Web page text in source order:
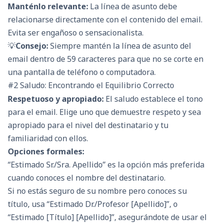
Manténlo relevante: La línea de asunto debe
relacionarse directamente con el contenido del email.
Evita ser engañoso o sensacionalista.
💡Consejo:Siempre mantén la línea de asunto del
email dentro de 59 caracteres para que no se corte en
una pantalla de teléfono o computadora.
#2 Saludo: Encontrando el Equilibrio Correcto
Respetuoso y apropiado: El saludo establece el tono
para el email. Elige uno que demuestre respeto y sea
apropiado para el nivel del destinatario y tu
familiaridad con ellos.
Opciones formales:
“Estimado Sr./Sra. Apellido” es la opción más preferida
cuando conoces el nombre del destinatario.
Si no estás seguro de su nombre pero conoces su
título, usa “Estimado Dr./Profesor [Apellido]”, o
“Estimado [Título] [Apellido]”, asegurándote de usar el